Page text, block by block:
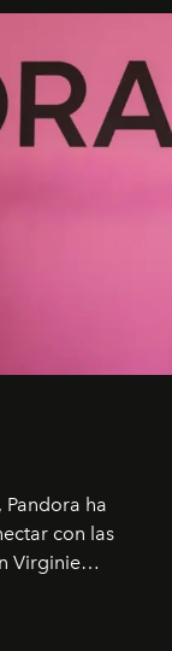
ha
con las
Virginie
el valor